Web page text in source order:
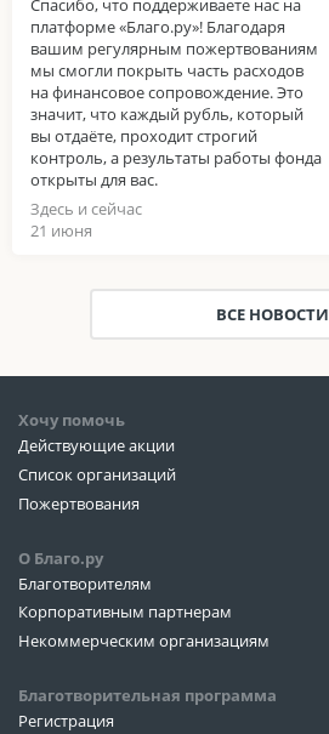
Спасибо, что поддерживаете нас на
платформе «Благо.ру»! Благодаря
вашим регулярным пожертвованиям
мы смогли покрыть часть расходов
на финансовое сопровождение. Это
значит, что каждый рубль, который
вы отдаёте, проходит строгий
контроль, а результаты работы фонда
открыты для вас.
Здесь и сейчас
21 июня
ВСЕ НОВОСТИ
Хочу помочь
Действующие акции
Список организаций
Пожертвования
О Благо.ру
Благотворителям
Корпоративным партнерам
Некоммерческим организациям
Благотворительная программа
Регистрация